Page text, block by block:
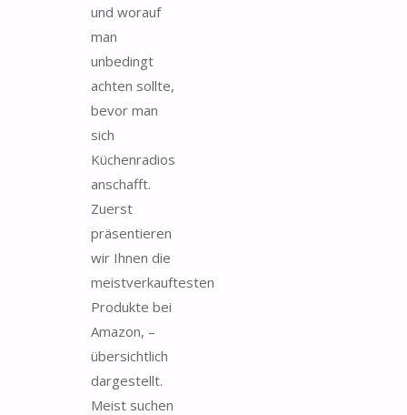
und worauf
man
unbedingt
achten sollte,
bevor man
sich
Küchenradios
anschafft.
Zuerst
präsentieren
wir Ihnen die
meistverkauftesten
Produkte bei
Amazon, –
übersichtlich
dargestellt.
Meist suchen